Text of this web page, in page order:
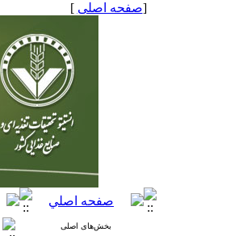
[صفحه اصلی ]
بخش‌های اصلی